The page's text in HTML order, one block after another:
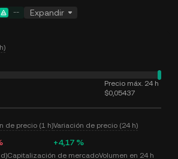
-- Expandir
Precio máx. 24 h
$0,05437
de precio (1 h)Variación de precio (24 h)
+4,17 %
Capitalización de mercadoVolumen en 24 h